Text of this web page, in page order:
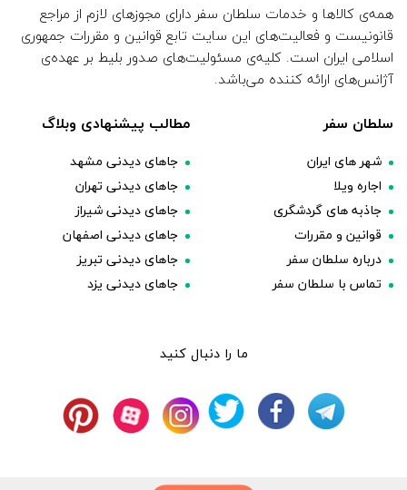
همه‌ی کالاها و خدمات سلطان سفر دارای مجوزهای لازم از مراجع
قانونیست و فعالیت‌های این سایت تابع قوانین و مقررات جمهوری
اسلامی ایران است. کلیه‌ی مسئولیت‌های صدور بلیط بر عهده‌ی
آژانس‌های ارائه کننده می‌باشد.
سلطان سفر
شهر های ایران
اجاره ویلا
جاذبه های گردشگری
قوانین و مقررات
درباره سلطان سفر
تماس با سلطان سفر
مطالب پیشنهادی وبلاگ
جاهای دیدنی مشهد
جاهای دیدنی تهران
جاهای دیدنی شیراز
جاهای دیدنی اصفهان
جاهای دیدنی تبریز
جاهای دیدنی یزد
ما را دنبال کنید